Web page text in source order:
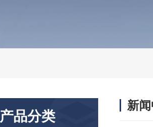
产品分类
新